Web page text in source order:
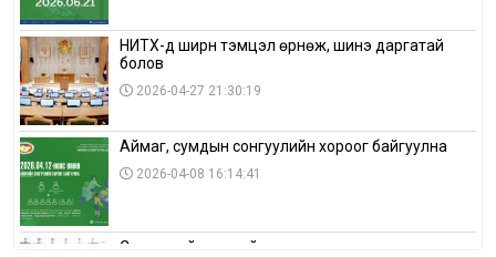
НИТХ-д ширүүн тэмцэл өрнөж, шинэ даргатай
болов
2026-04-27 21:30:19
Аймаг, сумдын сонгуулийн хороог байгуулна
2026-04-08 16:14:41
Сонгуулийн хуулийн зөрчил, шалгах,